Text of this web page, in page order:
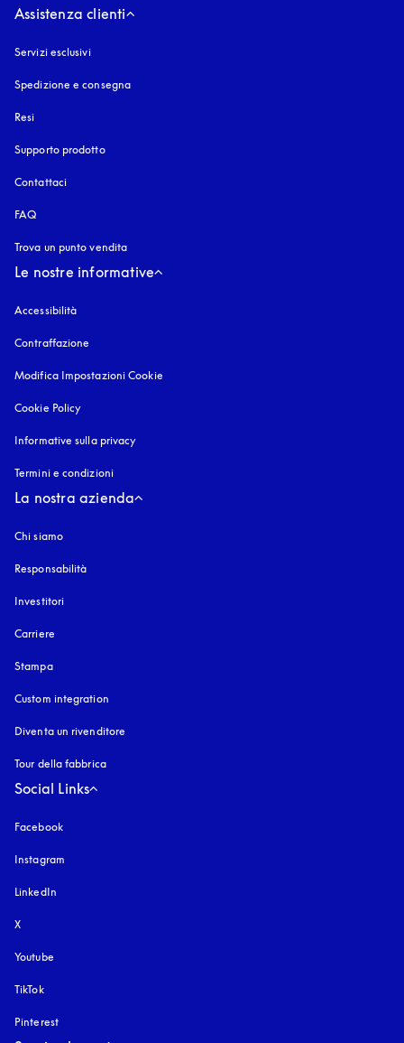
Assistenza clienti
Servizi esclusivi
Spedizione e consegna
Resi
Supporto prodotto
Contattaci
FAQ
Trova un punto vendita
Le nostre informative
Accessibilità
Contraffazione
Modifica Impostazioni Cookie
Cookie Policy
Informative sulla privacy
Termini e condizioni
La nostra azienda
Chi siamo
Responsabilità
Investitori
Carriere
Stampa
Custom integration
Diventa un rivenditore
Tour della fabbrica
Social Links
Facebook
Instagram
LinkedIn
X
Youtube
TikTok
Pinterest